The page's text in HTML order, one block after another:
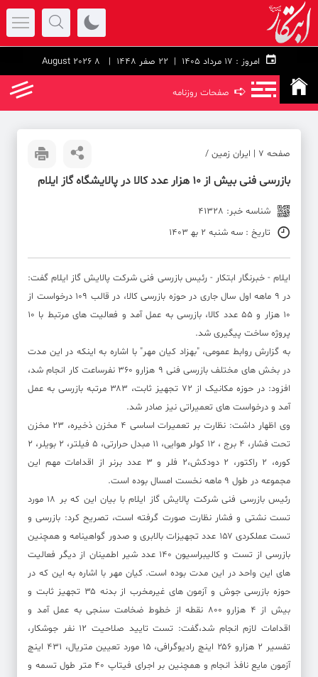
امروز : 22 صفر 1448 | 8 August 2026
➪ صفحات روزنامه
صفحه ۷ | ایران زمین /
بازرسی فنی بیش از ۱۰ هزار عدد کالا در پالایشگاه گاز ایلام
شناسه خبر: 41328
تاریخ : سه شنبه 2 به‍ 1403
ایلام - خبرنگار ابتکار - رئیس بازرسی فنی شرکت پالایش گاز ایلام گفت:
در ۹ ماهه اول سال جاری در حوزه بازرسی کالا، در قالب ۱۰۹ درخواست از
۱۰ هزار و ۵۵ عدد کالا، بازرسی به عمل آمد و فعالیت های مرتبط با ۱۰
پروژه ساخت پیگیری شد.
به گزارش روابط عمومی، "بهزاد کیان مهر" با اشاره به اینکه در این مدت
در بخش های مختلف بازرسی فنی ۹ هزارو ۳۶۰ نفرساعت کار انجام شد،
افزود: در حوزه مکانیک از ۷۲ تجهیز ثابت، ۳۸۳ مرتبه بازرسی به عمل
آمد و درخواست های تعمیراتی نیز صادر شد.
وی اظهار داشت: نظارت بر تعمیرات اساسی ۴ مخزن ذخیره، ۲۳ مخزن
تحت فشار، ۴ برج ، ۱۲ کولر هوایی، ۱۱ مبدل حرارتی، ۵ فیلتر، ۲ بویلر، ۲
کوره، ۲ راکتور، ۲ دودکش،۲ فلر و ۳ عدد برنر از اقدامات مهم این
مجموعه در طول ۹ ماهه نخست امسال بوده است.
رئیس بازرسی فنی شرکت پالایش گاز ایلام با بیان این که بر ۱۸ مورد
تست نشتی و فشار نظارت صورت گرفته است، تصریح کرد: بازرسی و
تست عملکردی ۱۵۷ عدد تجهیزات بالابری و صدور گواهینامه و همچنین
بازرسی از تست و کالیبراسیون ۱۴۰ عدد شیر اطمینان از دیگر فعالیت
های این واحد در این مدت بوده است. کیان مهر با اشاره به این که در
حوزه بازرسی جوش و آزمون های غیرمخرب از بدنه ۳۵ تجهیز ثابت و
بیش از ۴ هزارو ۸۰۰ نقطه از خطوط ضخامت سنجی به عمل آمد و
اقدامات لازم انجام شد،گفت: تست تایید صلاحیت ۱۲ نفر جوشکار،
تفسیر ۲ هزارو ۲۵۶ اینچ رادیوگرافی، ۱۵ مورد تعیین متریال، ۴۳۱ اینچ
آزمون مایع نافذ انجام و همچنین بر اجرای فیتاپ ۴۰ متر طول تسمه و